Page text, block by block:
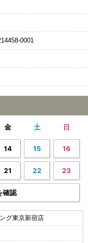
0001
金 土 日
14 15 16
21 22 23
確認
グ東京新宿店